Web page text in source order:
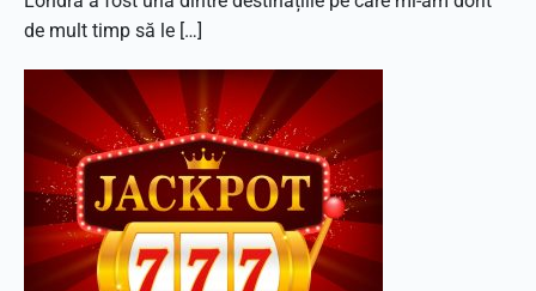
de mult timp să le […]